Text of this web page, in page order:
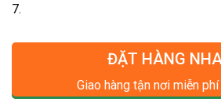
7.
ĐẶT HÀNG
Giao hàng tận nơi miễn